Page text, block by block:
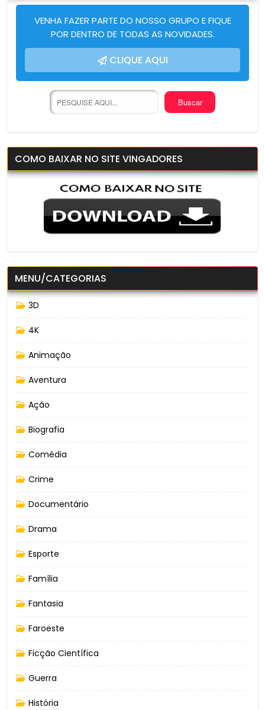
VENHA FAZER PARTE DO NOSSO GRUPO E FIQUE
POR DENTRO DE TODAS AS NOVIDADES.
CLIQUE AQUI
COMO BAIXAR NO SITE VINGADORES
MENU/CATEGORIAS
3D
4K
Animação
Aventura
Ação
Biografia
Comédia
Crime
Documentário
Drama
Esporte
Família
Fantasia
Faroeste
Ficção Científica
Guerra
História